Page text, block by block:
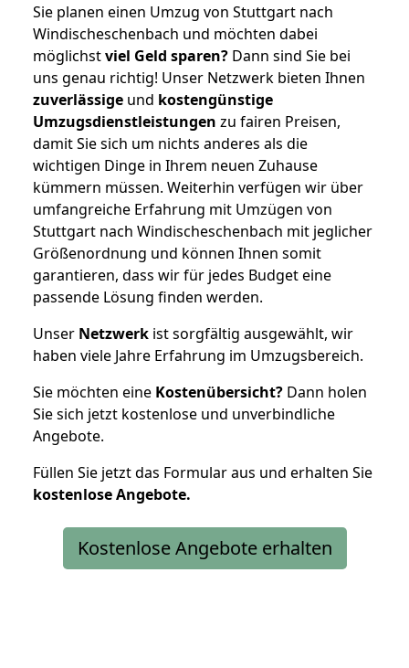
Sie planen einen Umzug von Stuttgart nach
Windischeschenbach und möchten dabei
möglichstviel Geld sparen? Dann sind Sie bei
uns genau richtig! Unser Netzwerk bieten Ihnen
zuverlässige und kostengünstige
Umzugsdienstleistungen zu fairen Preisen,
damit Sie sich um nichts anderes als die
wichtigen Dinge in Ihrem neuen Zuhause
kümmern müssen. Weiterhin verfügen wir über
umfangreiche Erfahrung mit Umzügen von
Stuttgart nach Windischeschenbach mit jeglicher
Größenordnung und können Ihnen somit
garantieren, dass wir für jedes Budget eine
passende Lösung finden werden.
Unser Netzwerk ist sorgfältig ausgewählt, wir
haben viele Jahre Erfahrung im Umzugsbereich.
Sie möchten eine Kostenübersicht? Dann holen
Sie sich jetzt kostenlose und unverbindliche
Angebote.
Füllen Sie jetzt das Formular aus und erhalten Sie
kostenloseAngebote.
Kostenlose Angebote erhalten